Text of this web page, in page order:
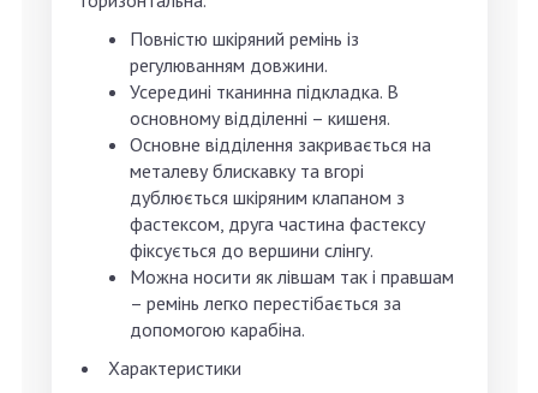
Повністю шкіряний ремінь із
регулюванням довжини.
Усередині тканинна підкладка. В
основному відділенні – кишеня.
Основне відділення закривається на
металеву блискавку та вгорі
дублюється шкіряним клапаном з
фастексом, друга частина фастексу
фіксується до вершини слінгу.
Можна носити як лівшам так і правшам
– ремінь легко перестібається за
допомогою карабіна.
Характеристики